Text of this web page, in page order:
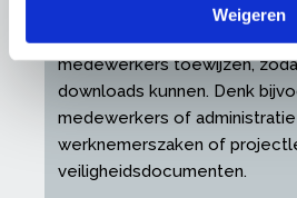
Weigeren
In 'Mijn OnderhoudNL' kunt u
medewerkers toewijzen,
downloads kunnen. Denk
medewerkers of
werknemerszaken of
veiligheidsdocumenten.